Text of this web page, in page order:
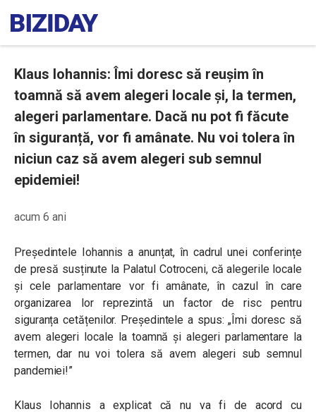
Klaus Iohannis: Îmi doresc să reușim în
toamnă să avem alegeri locale și, la termen,
alegeri parlamentare. Dacă nu pot fi făcute
în siguranță, vor fi amânate. Nu voi tolera în
niciun caz să avem alegeri sub semnul
epidemiei!
acum 6 ani
Președintele Iohannis a anunțat, în cadrul unei conferințe
de presă susținute la Palatul Cotroceni, că alegerile locale
și cele parlamentare vor fi amânate, în cazul în care
organizarea lor reprezintă un factor de risc pentru
siguranța cetățenilor. Președintele a spus: „Îmi doresc să
avem alegeri locale la toamnă și alegeri parlamentare la
termen, dar nu voi tolera să avem alegeri sub semnul
pandemiei!”
Klaus Iohannis a explicat că nu va fi de acord cu